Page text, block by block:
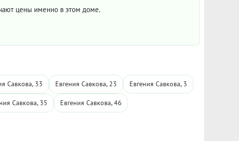
цены именно в этом доме.
Савкова, 33 Евгения Савкова, 23 Евгения Савкова, 3
Савкова, 35 Евгения Савкова, 46